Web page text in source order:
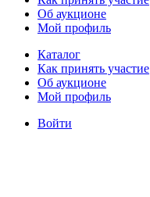
Об аукционе
Мой профиль
Каталог
Как принять участие
Об аукционе
Мой профиль
Войти